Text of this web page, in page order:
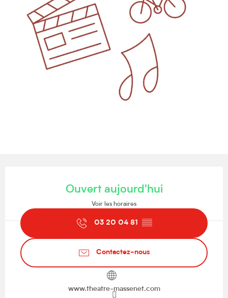
Ouvert aujourd'hui
Voir les horaires
03 20 04 81 ▒▒
Contactez-nous
www.theatre-massenet.com